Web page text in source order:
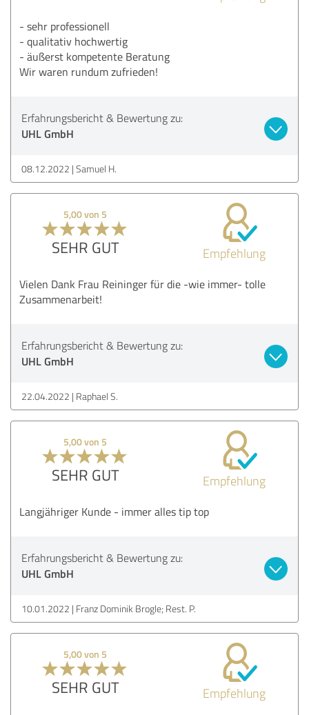
- sehr professionell
- qualitativ hochwertig
- äußerst kompetente Beratung
Wir waren rundum zufrieden!
Erfahrungsbericht & Bewertung zu:
UHL GmbH
08.12.2022 Samuel H.
5,00 von 5
SEHR GUT Empfehlung
Vielen Dank Frau Reininger für die -wie immer- tolle
Zusammenarbeit!
Erfahrungsbericht & Bewertung zu:
UHL GmbH
22.04.2022 Raphael S.
5,00 von 5
SEHR GUT Empfehlung
Langjähriger Kunde - immer alles tip top
Erfahrungsbericht & Bewertung zu:
UHL GmbH
10.01.2022 Franz Dominik Brogle; Rest. P.
5,00 von 5
SEHR GUT Empfehlung